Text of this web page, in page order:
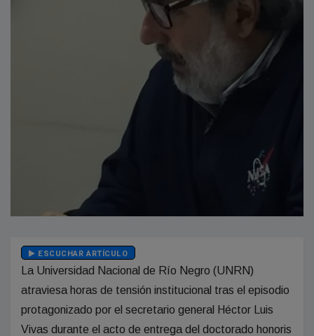
ESCUCHAR ARTÍCULO
La Universidad Nacional de Río Negro (UNRN)
atraviesa horas de tensión institucional tras el episodio
protagonizado por el secretario general Héctor Luis
Vivas durante el acto de entrega del doctorado honoris